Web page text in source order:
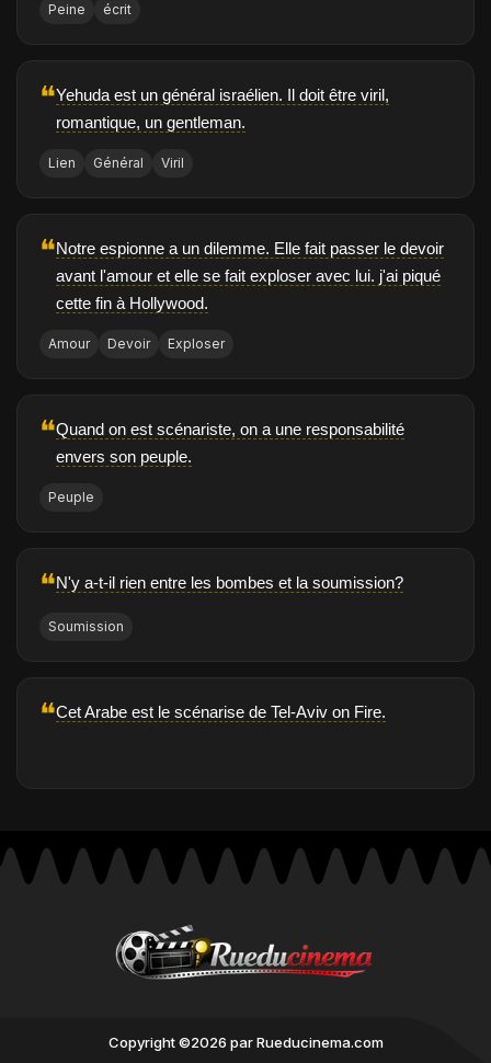
Peine écrit
❝Yehuda est un général israélien. Il doit être viril,
romantique, un gentleman.
Lien Général Viril
❝Notre espionne a un dilemme. Elle fait passer le devoir
avant l'amour et elle se fait exploser avec lui. j'ai piqué
cette fin à Hollywood.
Amour Devoir Exploser
❝Quand on est scénariste, on a une responsabilité
envers son peuple.
Peuple
❝N'y a-t-il rien entre les bombes et la soumission?
Soumission
❝Cet Arabe est le scénarise de Tel-Aviv on Fire.
Copyright ©2026 par Rueducinema.com